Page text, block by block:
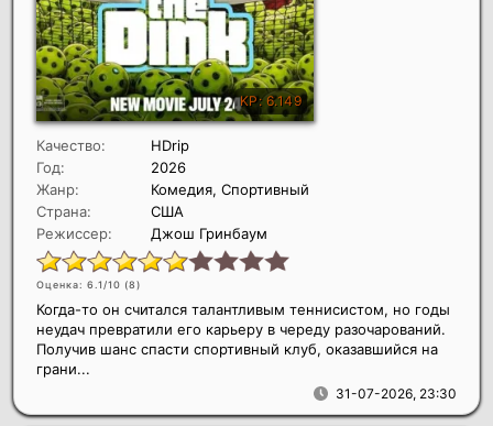
Качество:
HDrip
Год:
2026
Жанр:
Комедия, Спортивный
Страна:
США
Режиссер:
Джош Гринбаум
Оценка: 6.1/10 (8)
31-07-2026, 23:30
Когда-то он считался талантливым теннисистом, но годы
неудач превратили его карьеру в череду разочарований.
Получив шанс спасти спортивный клуб, оказавшийся на
грани...